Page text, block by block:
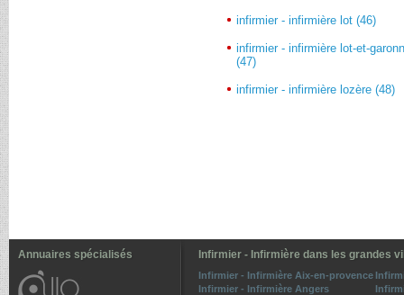
infirmier - infirmière lot (46)
infirmier - infirmière lot-et-
(47)
infirmier - infirmière lozère (48)
Annuaires spécialisés Infirmier - Infirmière dans les grandes
Infirmier - Infirmière Aix-en-provence
Infirmier - Infirmière Angers